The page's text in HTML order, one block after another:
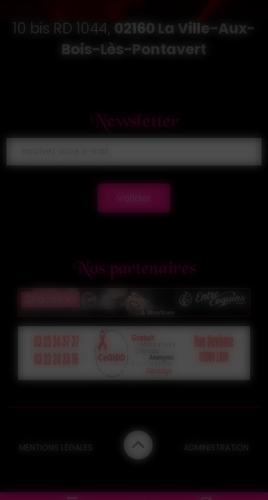
10 bis RD 1044, 02160 La Ville-Aux-
Bois-Lès-Pontavert
Newsletter
Valider
Nos partenaires
MENTIONS LÉGALES ADMINISTRATION